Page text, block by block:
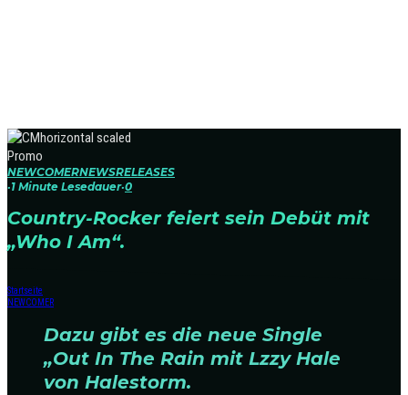
Promo
NEWCOMERNEWSRELEASES
·1 Minute Lesedauer·0
Country-Rocker feiert sein Debüt mit
„Who I Am“.
Startseite
NEWCOMER
Dazu gibt es die neue Single
„Out In The Rain mit Lzzy Hale
von Halestorm.